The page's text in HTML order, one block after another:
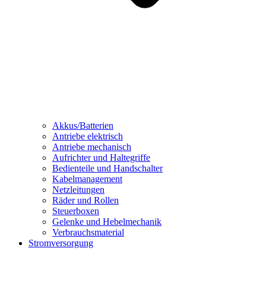
Akkus/Batterien
Antriebe elektrisch
Antriebe mechanisch
Aufrichter und Haltegriffe
Bedienteile und Handschalter
Kabelmanagement
Netzleitungen
Räder und Rollen
Steuerboxen
Gelenke und Hebelmechanik
Verbrauchsmaterial
Stromversorgung